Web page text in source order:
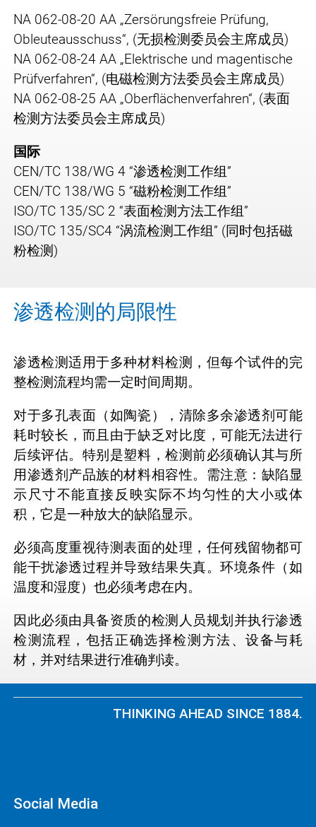
NA 062-08-20 AA „Zersörungsfreie Prüfung,
Obleuteausschuss“, (无损检测委员会主席成员)
NA 062-08-24 AA „Elektrische und magentische
Prüfverfahren“, (电磁检测方法委员会主席成员)
NA 062-08-25 AA „Oberflächenverfahren“, (表面
检测方法委员会主席成员)
国际
CEN/TC 138/WG 4 “渗透检测工作组”
CEN/TC 138/WG 5 “磁粉检测工作组”
ISO/TC 135/SC 2 “表面检测方法工作组”
ISO/TC 135/SC4 “涡流检测工作组” (同时包括磁
粉检测)
渗透检测的局限性
渗透检测适用于多种材料检测，但每个试件的完
整检测流程均需一定时间周期。
对于多孔表面（如陶瓷），清除多余渗透剂可能
耗时较长，而且由于缺乏对比度，可能无法进行
后续评估。特别是塑料，检测前必须确认其与所
用渗透剂产品族的材料相容性。需注意：缺陷显
示尺寸不能直接反映实际不均匀性的大小或体
积，它是一种放大的缺陷显示。
必须高度重视待测表面的处理，任何残留物都可
能干扰渗透过程并导致结果失真。环境条件（如
温度和湿度）也必须考虑在内。
因此必须由具备资质的检测人员规划并执行渗透
检测流程，包括正确选择检测方法、设备与耗
材，并对结果进行准确判读。
THINKING AHEAD SINCE 1884.
Social Media